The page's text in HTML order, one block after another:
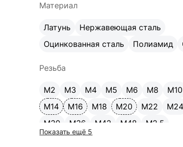
Материал
Латунь
Нержавеющая сталь
Оцинкованная сталь
Полиамид
Резьба
М2 М3 М4 М5 М6 М8 М10
М14
М16 М18 М20 М22 М24
М30
М36 М42 М48 М2.5
Показать ещё 5